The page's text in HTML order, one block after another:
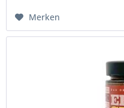
Merken